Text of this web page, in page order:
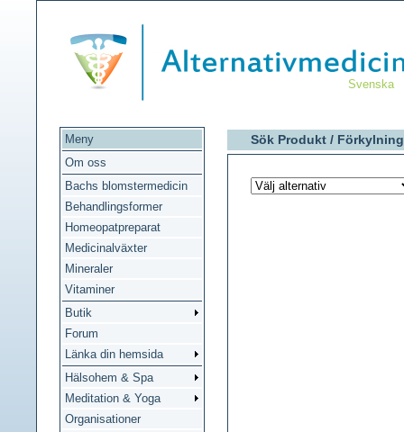
Svenska
Meny
Om oss
Bachs blomstermedicin
Behandlingsformer
Homeopatpreparat
Medicinalväxter
Mineraler
Vitaminer
Butik
Forum
Länka din hemsida
Hälsohem & Spa
Meditation & Yoga
Organisationer
Sök Produkt / Förkylning